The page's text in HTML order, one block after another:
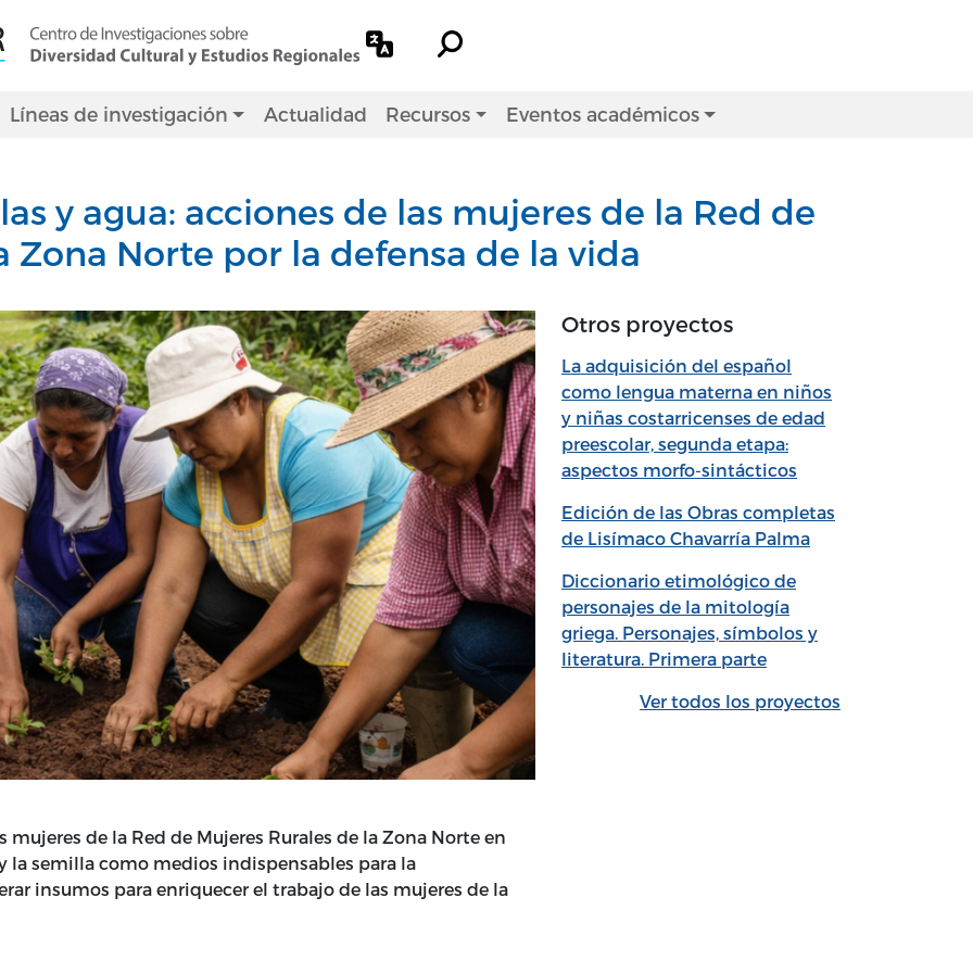
Líneas de investigación Actualidad Recursos Eventos académicos
y agua: acciones de las mujeres de la Red de
Zona Norte por la defensa de la vida
de la Red de Mujeres Rurales de la Zona Norte en
la semilla como medios indispensables para la
insumos para enriquecer el trabajo de las mujeres de la
Otros proyectos
La adquisición del español
como lengua materna en niños
y niñas costarricenses de edad
preescolar, segunda etapa:
aspectos morfo-sintácticos
Edición de las Obras completas
de Lisímaco Chavarría Palma
Diccionario etimológico de
personajes de la mitología
griega. Personajes, símbolos y
literatura. Primera parte
Ver todos los proyectos